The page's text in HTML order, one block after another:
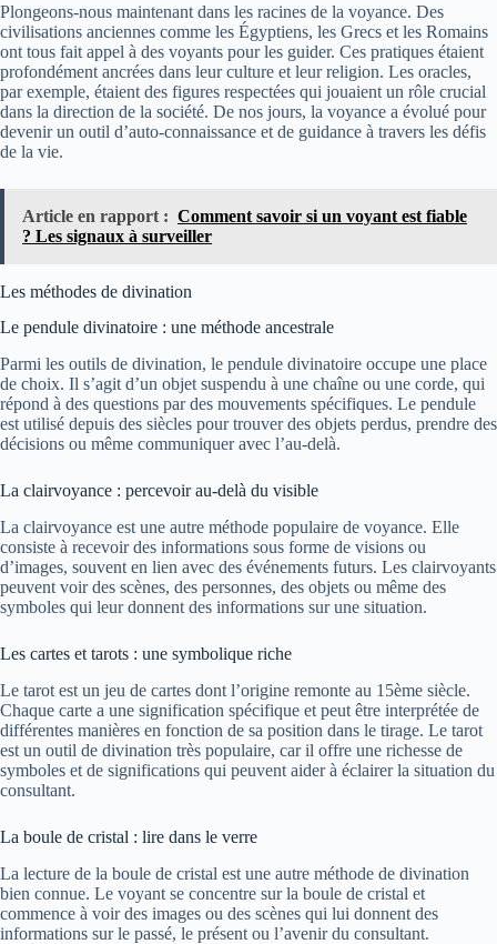
Plongeons-nous maintenant dans les racines de la voyance. Des
civilisations anciennes comme les Égyptiens, les Grecs et les Romains
ont tous fait appel à des voyants pour les guider. Ces pratiques étaient
profondément ancrées dans leur culture et leur religion. Les oracles,
par exemple, étaient des figures respectées qui jouaient un rôle crucial
dans la direction de la société. De nos jours, la voyance a évolué pour
devenir un outil d’auto-connaissance et de guidance à travers les défis
de la vie.
Article en rapport : Comment savoir si un voyant est fiable
? Les signaux à surveiller
Les méthodes de divination
Le pendule divinatoire : une méthode ancestrale
Parmi les outils de divination, le pendule divinatoire occupe une place
de choix. Il s’agit d’un objet suspendu à une chaîne ou une corde, qui
répond à des questions par des mouvements spécifiques. Le pendule
est utilisé depuis des siècles pour trouver des objets perdus, prendre des
décisions ou même communiquer avec l’au-delà.
La clairvoyance : percevoir au-delà du visible
La clairvoyance est une autre méthode populaire de voyance. Elle
consiste à recevoir des informations sous forme de visions ou
d’images, souvent en lien avec des événements futurs. Les clairvoyants
peuvent voir des scènes, des personnes, des objets ou même des
symboles qui leur donnent des informations sur une situation.
Les cartes et tarots : une symbolique riche
Le tarot est un jeu de cartes dont l’origine remonte au 15ème siècle.
Chaque carte a une signification spécifique et peut être interprétée de
différentes manières en fonction de sa position dans le tirage. Le tarot
est un outil de divination très populaire, car il offre une richesse de
symboles et de significations qui peuvent aider à éclairer la situation du
consultant.
La boule de cristal : lire dans le verre
La lecture de la boule de cristal est une autre méthode de divination
bien connue. Le voyant se concentre sur la boule de cristal et
commence à voir des images ou des scènes qui lui donnent des
informations sur le passé, le présent ou l’avenir du consultant.